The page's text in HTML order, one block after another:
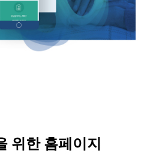
위한 홈페이지